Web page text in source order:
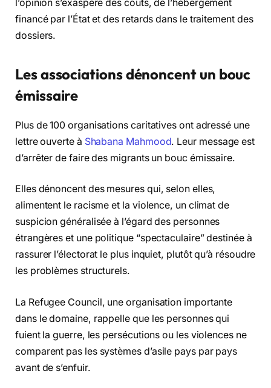
l’opinion s’exaspère des coûts, de l’hébergement
financé par l’État et des retards dans le traitement des
dossiers.
Les associations dénoncent un bouc
émissaire
Plus de 100 organisations caritatives ont adressé une
lettre ouverte à Shabana Mahmood. Leur message est
d’arrêter de faire des migrants un bouc émissaire.
Elles dénoncent des mesures qui, selon elles,
alimentent le racisme et la violence, un climat de
suspicion généralisée à l’égard des personnes
étrangères et une politique “spectaculaire” destinée à
rassurer l’électorat le plus inquiet, plutôt qu’à résoudre
les problèmes structurels.
La Refugee Council, une organisation importante
dans le domaine, rappelle que les personnes qui
fuient la guerre, les persécutions ou les violences ne
comparent pas les systèmes d’asile pays par pays
avant de s’enfuir.